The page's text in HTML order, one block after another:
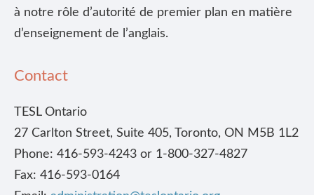
à notre rôle d’autorité de premier plan en matière
d’enseignement de l’anglais.
Contact
TESL Ontario
27 Carlton Street, Suite 405, Toronto, ON M5B 1L2
Phone: 416-593-4243 or 1-800-327-4827
Fax: 416-593-0164